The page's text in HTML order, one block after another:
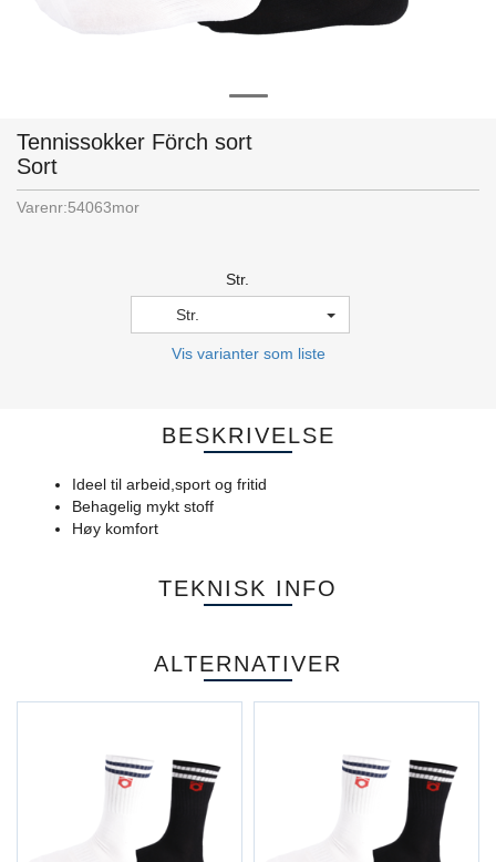
Tennissokker Förch sort
Sort
Varenr:54063mor
Str.
Str.
Vis varianter som liste
BESKRIVELSE
Ideel til arbeid,sport og fritid
Behagelig mykt stoff
Høy komfort
TEKNISK INFO
ALTERNATIVER